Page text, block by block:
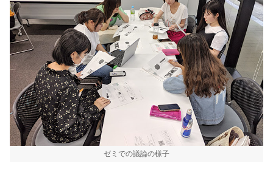
ゼミでの議論の様子